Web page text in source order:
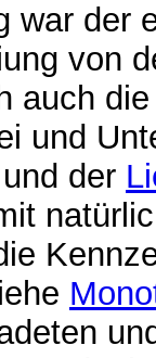
war der
von
auch
und
und der